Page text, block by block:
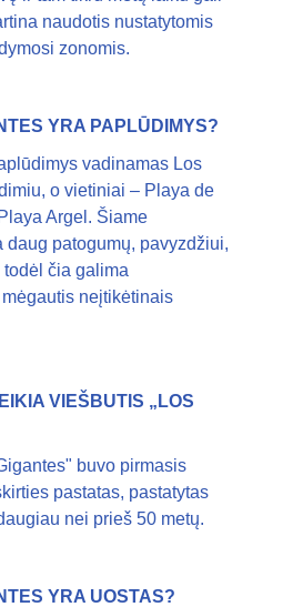
naudotis nustatytomis
zonomis.
YRA PAPLŪDIMYS?
vadinamas Los
o vietiniai – Playa de
Argel. Šiame
daug patogumų, pavyzdžiui,
čia galima
neįtikėtinais
VIEŠBUTIS „LOS
buvo pirmasis
pastatas, pastatytas
nei prieš 50 metų.
YRA UOSTAS?